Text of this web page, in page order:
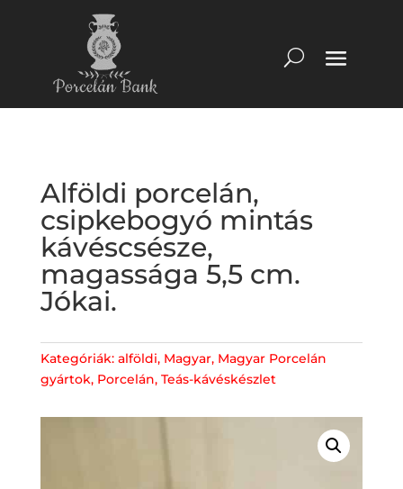
Alföldi porcelán,
csipkebogyó mintás
kávéscsésze,
magassága 5,5 cm.
Jókai.
Kategóriák: alföldi, Magyar, Magyar Porcelán
gyártok, Porcelán, Teás-kávéskészlet